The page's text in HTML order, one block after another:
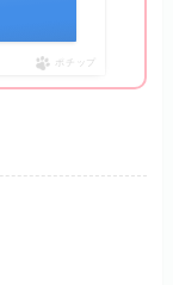
ポチップ